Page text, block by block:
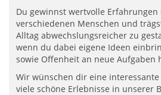
Du gewinnst wertvolle
verschiedenen Menschen und
Alltag abwechslungsreicher zu
wenn du dabei eigene Ideen
sowie Offenheit an neue Aufgaben
Wir wünschen dir eine
viele schöne Erlebnisse in unserer